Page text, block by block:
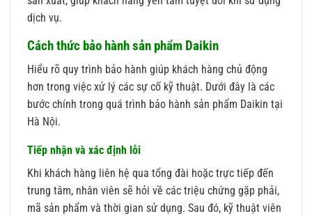
dịch vụ.
Cách thức bảo hành sản phẩm Daikin
Hiểu rõ quy trình bảo hành giúp khách hàng chủ động
hơn trong việc xử lý các sự cố kỹ thuật. Dưới đây là các
bước chính trong quá trình bảo hành sản phẩm Daikin tại
Hà Nội.
Tiếp nhận và xác định lỗi
Khi khách hàng liên hệ qua tổng đài hoặc trực tiếp đến
trung tâm, nhân viên sẽ hỏi về các triệu chứng gặp phải,
mã sản phẩm và thời gian sử dụng. Sau đó, kỹ thuật viên